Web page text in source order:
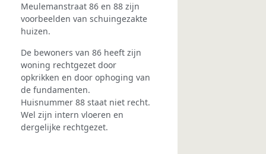
Meulemanstraat 86 en 88 zijn
voorbeelden van schuingezakte
huizen.
De bewoners van 86 heeft zijn
woning rechtgezet door
opkrikken en door ophoging van
de fundamenten.
Huisnummer 88 staat niet recht.
Wel zijn intern vloeren en
dergelijke rechtgezet.